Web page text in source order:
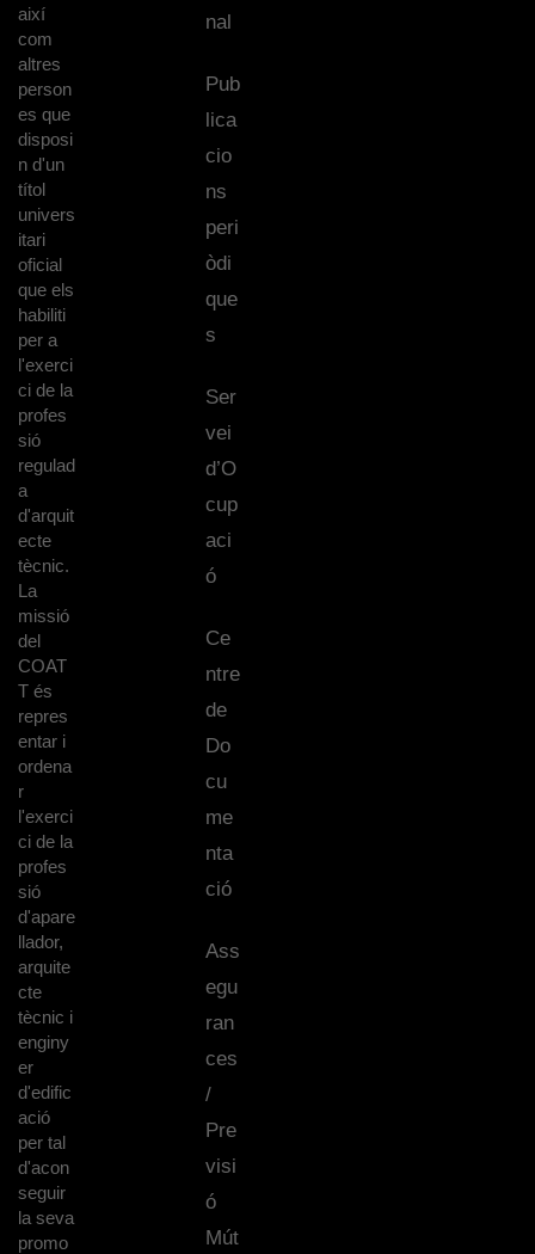
així
com
altres
person
es que
disposi
n d'un
títol
univers
itari
oficial
que els
habiliti
per a
l'exerci
ci de la
profes
sió
regulad
a
d'arquit
ecte
tècnic.
La
missió
del
COAT
T és
repres
entar i
ordena
r
l'exerci
ci de la
profes
sió
d'apare
llador,
arquite
cte
tècnic i
enginy
er
d'edific
ació
per tal
d'acon
seguir
la seva
promo
nal
Pub
lica
cio
ns
peri
òdi
que
s
Ser
vei
d’O
cup
aci
ó
Ce
ntre
de
Do
cu
me
nta
ció
Ass
egu
ran
ces
/
Pre
visi
ó
Mút